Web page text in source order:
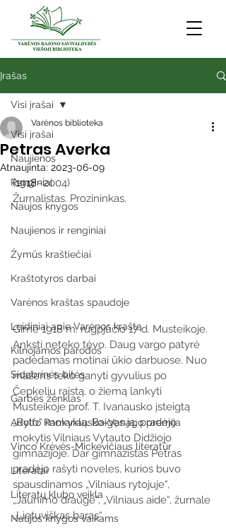
Įrašas
Visi įrašai
Naujienos
Renginiai
Naujos knygos
Naujienos ir renginiai
Žymūs kraštiečiai
Kraštotyros darbai
Varėnos kraštas spaudoje
Leidiniai apie Varėnos kraštą
Kilnojamos parodos
Sidabrinės bitės
Garbės ženklas
Adolfo Ramanausko–Vanago premija
Vinco Krėvės-Mickevičiaus literatūr
Literatai
Literatų klubo veikla
Naujos knygos vaikams
Visi įrašai
Petras Averka
Varėnos biblioteka
Atnaujinta: 2023-06-09
(1918–2004)
Žurnalistas. Prozininkas.
Gimė 1918 m. rugpjūčio 17 d. Musteikoje.
Anksti neteko tėvo. Daug vargo patyrė
padėdamas motinai ūkio darbuose. Nuo
mažens teko ganyti gyvulius po
Čepkelių raistą, o žiemą lankyti
Musteikoje prof. T. Ivanausko įsteigtą
„Ryto“ mokyklą. Baigęs ją, pradėjo
mokytis Vilniaus Vytauto Didžiojo
gimnazijoje. Dar gimnazistas Petras
pradėjo rašyti noveles, kurios buvo
spausdinamos „Vilniaus rytojuje“,
„Jaunimo drauge“, „Vilniaus aide“, žurnale
„Lietuviškas baras“.